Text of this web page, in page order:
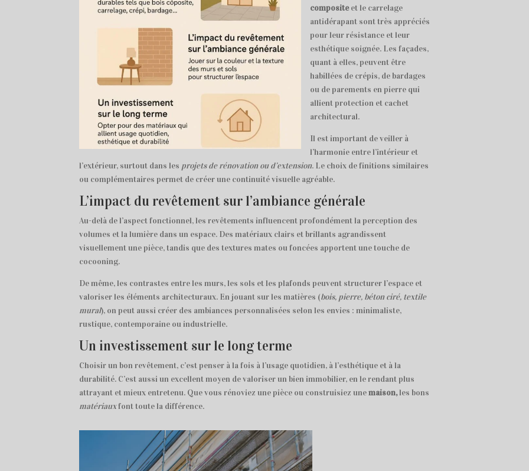
compositeet le carrelage
antidérapant sont très appréciés
pour leur résistance et leur
esthétique soignée. Les façades,
quant à elles, peuvent être
habillées de crépis, de bardages
ou de parements en pierre qui
allient protection et cachet
architectural.
Il est important de veiller à
l’harmonie entre l’intérieur et
l’extérieur, surtout dans les projets de rénovation ou d’extension. Le choix de finitions similaires
ou complémentaires permet de créer une continuité visuelle agréable.
L’impact du revêtement sur l’ambiance générale
Au-delà de l’aspect fonctionnel, les revêtements influencent profondément la perception des
volumes et la lumière dans un espace. Des matériaux clairs et brillants agrandissent
visuellement une pièce, tandis que des textures mates ou foncées apportent une touche de
cocooning.
De même, les contrastes entre les murs, les sols et les plafonds peuvent structurer l’espace et
valoriser les éléments architecturaux. En jouant sur les matières (bois, pierre, béton ciré, textile
mural), on peut aussi créer des ambiances personnalisées selon les envies : minimaliste,
rustique, contemporaine ou industrielle.
Un investissement sur le long terme
Choisir un bon revêtement, c’est penser à la fois à l’usage quotidien, à l’esthétique et à la
durabilité. C’est aussi un excellent moyen de valoriser un bien immobilier, en le rendant plus
attrayant et mieux entretenu. Que vous rénoviez une pièce ou construisiez unemaison,les bons
matériauxfont toute la différence.